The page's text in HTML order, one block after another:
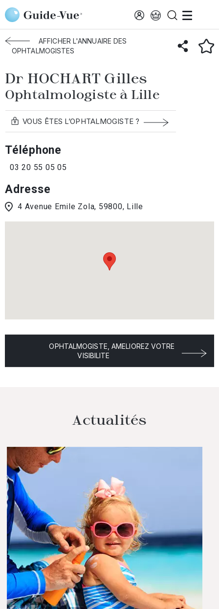
Aller au contenu principal
Accueil Annuaire des ophtalmologistes Lille HOCHART Gilles
AFFICHER L'ANNUAIRE DES
OPHTALMOGISTES
Dr HOCHART Gilles
Ophtalmologiste à Lille
VOUS ÊTES L’OPHTALMOGISTE ?
Téléphone
03 20 55 05 05
Adresse
4 Avenue Emile Zola, 59800, Lille
OPHTALMOGISTE, AMELIOREZ VOTRE
VISIBILITE
Actualités